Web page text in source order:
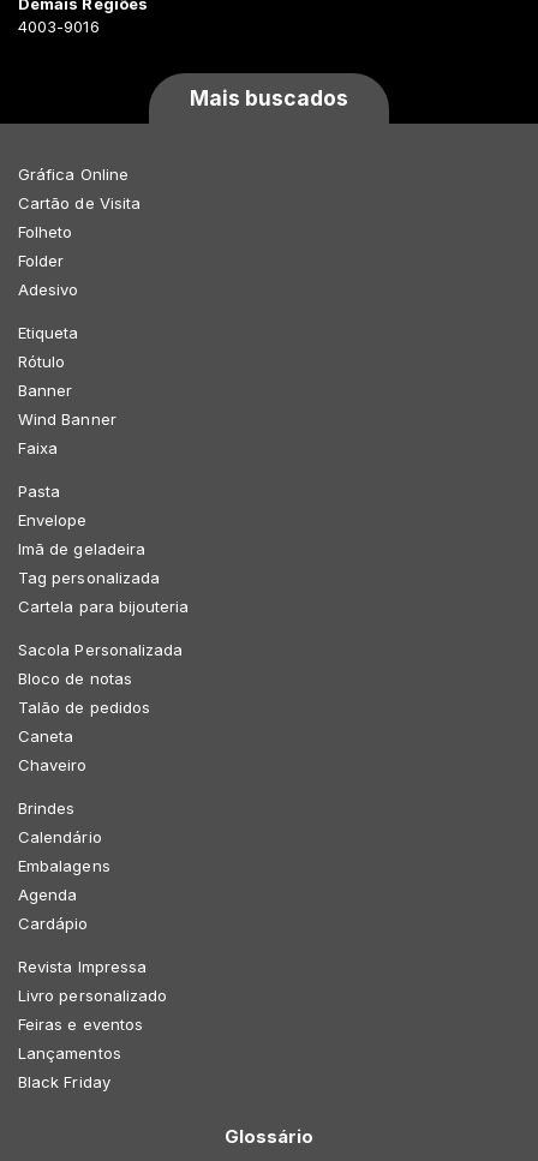
Demais Regiões
4003-9016
Mais buscados
Gráfica Online
Cartão de Visita
Folheto
Folder
Adesivo
Etiqueta
Rótulo
Banner
Wind Banner
Faixa
Pasta
Envelope
Imã de geladeira
Tag personalizada
Cartela para bijouteria
Sacola Personalizada
Bloco de notas
Talão de pedidos
Caneta
Chaveiro
Brindes
Calendário
Embalagens
Agenda
Cardápio
Revista Impressa
Livro personalizado
Feiras e eventos
Lançamentos
Black Friday
Glossário